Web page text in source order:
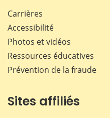
Carrières
Accessibilité
Photos et vidéos
Ressources éducatives
Prévention de la fraude
Sites affiliés